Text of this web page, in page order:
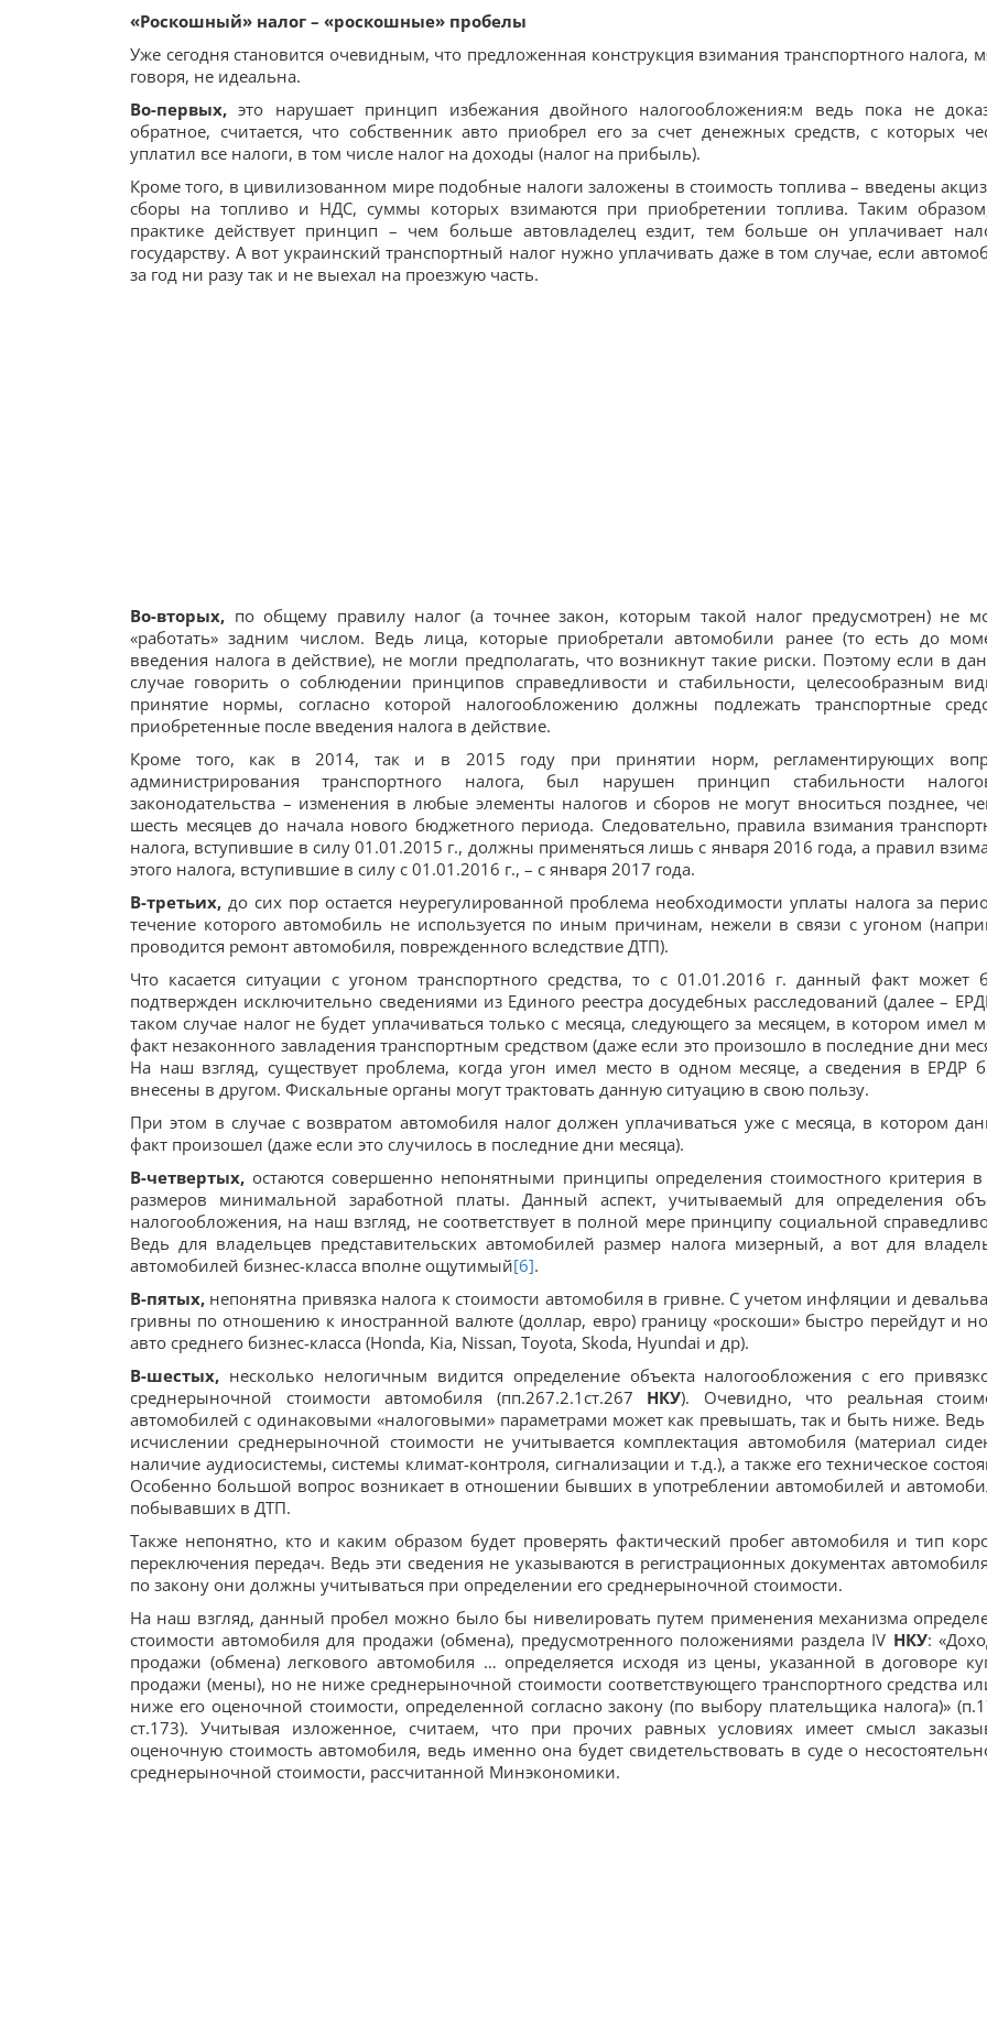
«Роскошный» налог – «роскошные» пробелы
Уже сегодня становится очевидным, что предложенная конструкция взимания транспортного налога,
говоря, не идеальна.
Во-первых, это нарушает принцип избежания двойного налогообложения:м ведь пока не
обратное, считается, что собственник авто приобрел его за счет денежных средств, с которых
уплатил все налоги, в том числе налог на доходы (налог на прибыль).
Кроме того, в цивилизованном мире подобные налоги заложены в стоимость топлива – введены
сборы на топливо и НДС, суммы которых взимаются при приобретении топлива. Таким
практике действует принцип – чем больше автовладелец ездит, тем больше он уплачивает
государству. А вот украинский транспортный налог нужно уплачивать даже в том случае, если
за год ни разу так и не выехал на проезжую часть.
Во-вторых, по общему правилу налог (а точнее закон, которым такой налог предусмотрен) не
«работать» задним числом. Ведь лица, которые приобретали автомобили ранее (то есть до
введения налога в действие), не могли предполагать, что возникнут такие риски. Поэтому если в
случае говорить о соблюдении принципов справедливости и стабильности, целесообразным
принятие нормы, согласно которой налогообложению должны подлежать транспортные
приобретенные после введения налога в действие.
Кроме того, как в 2014, так и в 2015 году при принятии норм, регламентирующих
администрирования транспортного налога, был нарушен принцип стабильности
законодательства – изменения в любые элементы налогов и сборов не могут вноситься позднее,
шесть месяцев до начала нового бюджетного периода. Следовательно, правила взимания
налога, вступившие в силу 01.01.2015 г., должны применяться лишь с января 2016 года, а правил
этого налога, вступившие в силу с 01.01.2016 г., – с января 2017 года.
В-третьих, до сих пор остается неурегулированной проблема необходимости уплаты налога за
течение которого автомобиль не используется по иным причинам, нежели в связи с угоном
проводится ремонт автомобиля, поврежденного вследствие ДТП).
Что касается ситуации с угоном транспортного средства, то с 01.01.2016 г. данный факт может
подтвержден исключительно сведениями из Единого реестра досудебных расследований (далее –
таком случае налог не будет уплачиваться только с месяца, следующего за месяцем, в котором имел
факт незаконного завладения транспортным средством (даже если это произошло в последние дни
На наш взгляд, существует проблема, когда угон имел место в одном месяце, а сведения в ЕРДР
внесены в другом. Фискальные органы могут трактовать данную ситуацию в свою пользу.
При этом в случае с возвратом автомобиля налог должен уплачиваться уже с месяца, в котором
факт произошел (даже если это случилось в последние дни месяца).
В-четвертых, остаются совершенно непонятными принципы определения стоимостного критерия
размеров минимальной заработной платы. Данный аспект, учитываемый для определения
налогообложения, на наш взгляд, не соответствует в полной мере принципу социальной
Ведь для владельцев представительских автомобилей размер налога мизерный, а вот для
автомобилей бизнес-класса вполне ощутимый[6].
В-пятых, непонятна привязка налога к стоимости автомобиля в гривне. С учетом инфляции и
гривны по отношению к иностранной валюте (доллар, евро) границу «роскоши» быстро перейдут и
авто среднего бизнес-класса (Honda, Kia, Nissan, Toyota, Skoda, Hyundai и др).
В-шестых, несколько нелогичным видится определение объекта налогообложения с его
среднерыночной стоимости автомобиля (пп.267.2.1ст.267 НКУ). Очевидно, что реальная
автомобилей с одинаковыми «налоговыми» параметрами может как превышать, так и быть ниже.
исчислении среднерыночной стоимости не учитывается комплектация автомобиля (материал
наличие аудиосистемы, системы климат-контроля, сигнализации и т.д.), а также его техническое
Особенно большой вопрос возникает в отношении бывших в употреблении автомобилей и
побывавших в ДТП.
Также непонятно, кто и каким образом будет проверять фактический пробег автомобиля и тип
переключения передач. Ведь эти сведения не указываются в регистрационных документах
по закону они должны учитываться при определении его среднерыночной стоимости.
На наш взгляд, данный пробел можно было бы нивелировать путем применения механизма
стоимости автомобиля для продажи (обмена), предусмотренного положениями раздела IV НКУ:
продажи (обмена) легкового автомобиля … определяется исходя из цены, указанной в договоре
продажи (мены), но не ниже среднерыночной стоимости соответствующего транспортного средства
ниже его оценочной стоимости, определенной согласно закону (по выбору плательщика налога)»
ст.173). Учитывая изложенное, считаем, что при прочих равных условиях имеет смысл
оценочную стоимость автомобиля, ведь именно она будет свидетельствовать в суде о
среднерыночной стоимости, рассчитанной Минэкономики.